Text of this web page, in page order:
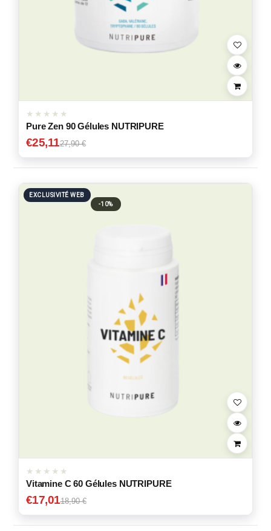
Pure Zen 90 Gélules NUTRIPURE
€25,1127,90 €
EXCLUSIVITÉ WEB
-10%
Vitamine C 60 Gélules NUTRIPURE
€17,0118,90 €